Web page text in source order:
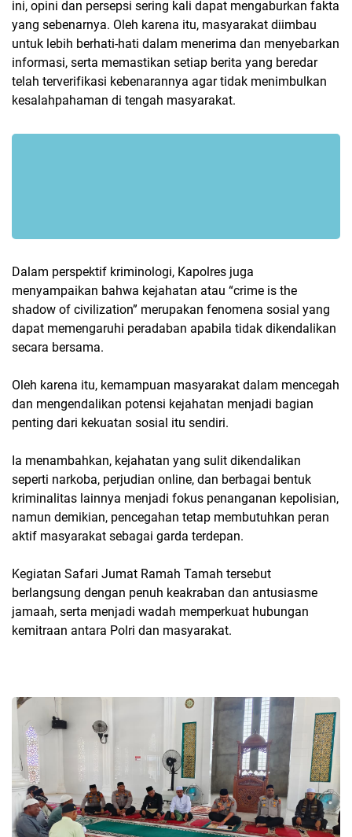
ini, opini dan persepsi sering kali dapat mengaburkan fakta
yang sebenarnya. Oleh karena itu, masyarakat diimbau
untuk lebih berhati-hati dalam menerima dan menyebarkan
informasi, serta memastikan setiap berita yang beredar
telah terverifikasi kebenarannya agar tidak menimbulkan
kesalahpahaman di tengah masyarakat.
Dalam perspektif kriminologi, Kapolres juga
menyampaikan bahwa kejahatan atau “crime is the
shadow of civilization” merupakan fenomena sosial yang
dapat memengaruhi peradaban apabila tidak dikendalikan
secara bersama.
Oleh karena itu, kemampuan masyarakat dalam mencegah
dan mengendalikan potensi kejahatan menjadi bagian
penting dari kekuatan sosial itu sendiri.
Ia menambahkan, kejahatan yang sulit dikendalikan
seperti narkoba, perjudian online, dan berbagai bentuk
kriminalitas lainnya menjadi fokus penanganan kepolisian,
namun demikian, pencegahan tetap membutuhkan peran
aktif masyarakat sebagai garda terdepan.
Kegiatan Safari Jumat Ramah Tamah tersebut
berlangsung dengan penuh keakraban dan antusiasme
jamaah, serta menjadi wadah memperkuat hubungan
kemitraan antara Polri dan masyarakat.